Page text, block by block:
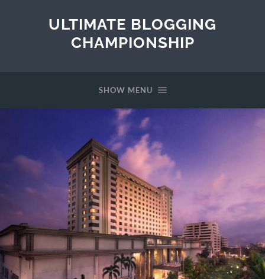
ULTIMATE BLOGGING
CHAMPIONSHIP
SHOW MENU